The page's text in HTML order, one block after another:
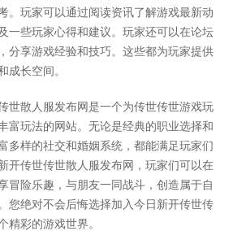
。玩家可以通过阅读资讯了解游戏最新动
一些玩家心得和建议。玩家还可以在论坛
分享游戏经验和技巧。这些都为玩家提供
成长空间。
世散人服发布网是一个为传世传世游戏玩
富玩法的网站。无论是经典的职业选择和
多样的社交和婚姻系统，都能满足玩家们
开传世传世散人服发布网，玩家们可以在
冒险乐趣，与朋友一同战斗，创造属于自
您绝对不会后悔选择加入今日新开传世传
精彩的游戏世界。